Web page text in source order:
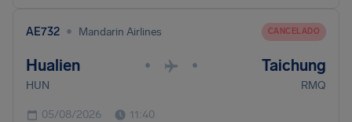
AE732 • Mandarin Airlines CANCELADO
Hualien • • Taichung
HUN RMQ
05/08/2026 11:40